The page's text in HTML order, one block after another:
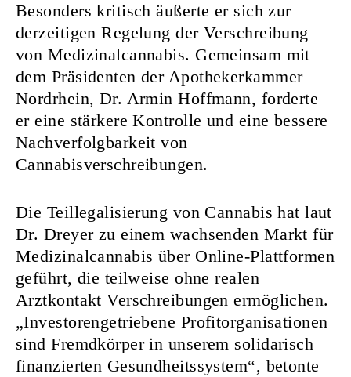
Besonders kritisch äußerte er sich zur
derzeitigen Regelung der Verschreibung
von Medizinalcannabis. Gemeinsam mit
dem Präsidenten der Apothekerkammer
Nordrhein, Dr. Armin Hoffmann, forderte
er eine stärkere Kontrolle und eine bessere
Nachverfolgbarkeit von
Cannabisverschreibungen.
Die Teillegalisierung von Cannabis hat laut
Dr. Dreyer zu einem wachsenden Markt für
Medizinalcannabis über Online-Plattformen
geführt, die teilweise ohne realen
Arztkontakt Verschreibungen ermöglichen.
„Investorengetriebene Profitorganisationen
sind Fremdkörper in unserem solidarisch
finanzierten Gesundheitssystem“, betonte